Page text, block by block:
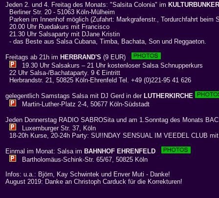
Jeden 2. und 4. Freitag des Monats: "Salsita Colonia" im KULTURBUNKER
Berliner Str. 20 - 51063 Köln-Mülheim
Parken im Innenhof möglich (Zufahrt: Markgrafenstr., Tordurchfahrt beim
20.00 Uhr Ruedakurs mit Francisco
21.30 Uhr Salsaparty mit DJane Kristin
- das Beste aus Salsa Cubana, Timba, Bachata, Son und Reggaeton.
Freitags ab 21h im HERBRAND'S (9 EUR)
19.30 Uhr Salsakurs – 21 Uhr kostenloser Salsa Schnupperkurs
22 Uhr Salsa-/Bachataparty. 9 € Eintritt
Herbrandstr. 21, 50825 Köln-Ehrenfeld Tel. +49 (0)221-95 41 626
gelegentlich Samstags Salsa mit DJ Gerd in der LUTHERKIRCHE
Martin-Luther-Platz 2-4, 50677 Köln-Südstadt
Jeden Donnerstag RADIO SABROSita und am 1.Sonntag des Monats
Luxemburger Str. 37, Köln
18-20h Kurse, 20-24h Party: SU!!NDAY SENSUAL IM VEEDEL CLUB
Einmal im Monat: Salsa im BAHNHOF EHRENFELD
Bartholomäus-Schink-Str. 65/67, 50825 Köln
Infos: u.a.: Björn, Kay Schwintek und Enver Muti - Danke!
August 2019: Danke an Christoph Carduck für die Korrekturen!